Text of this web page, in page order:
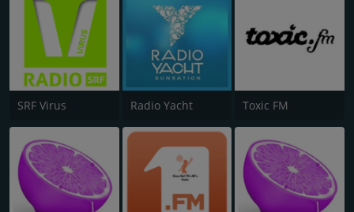
SRF Virus Radio Yacht Toxic FM